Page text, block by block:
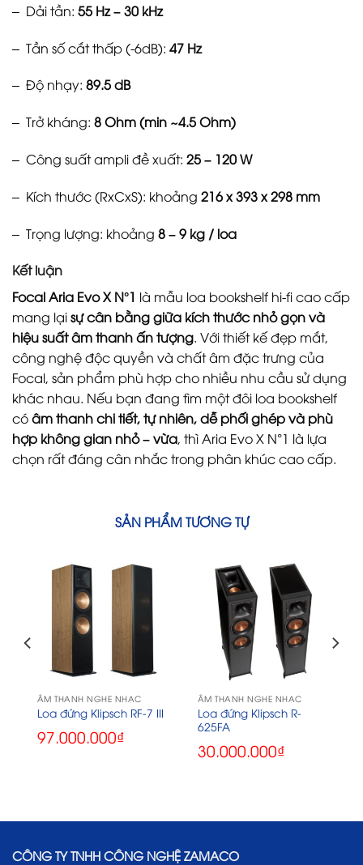
– Dải tần: 55 Hz – 30 kHz
– Tần số cắt thấp (-6dB): 47 Hz
– Độ nhạy: 89.5 dB
– Trở kháng: 8 Ohm (min ~4.5 Ohm)
– Công suất ampli đề xuất: 25 – 120 W
– Kích thước (RxCxS): khoảng 216 x 393 x 298 mm
– Trọng lượng: khoảng 8 – 9 kg / loa
Kết luận
Focal Aria Evo X N°1 là mẫu loa bookshelf hi-fi cao cấp
mang lạisự cân bằng giữa kích thước nhỏ gọn và
hiệu suất âm thanh ấn tượng. Với thiết kế đẹp mắt,
công nghệ độc quyền và chất âm đặc trưng của
Focal, sản phẩm phù hợp cho nhiều nhu cầu sử dụng
khác nhau. Nếu bạn đang tìm một đôi loa bookshelf
cóâm thanh chi tiết, tự nhiên, dễ phối ghép và phù
hợp không gian nhỏ – vừa, thì Aria Evo X N°1 là lựa
chọn rất đáng cân nhắc trong phân khúc cao cấp.
SẢN PHẨM TƯƠNG TỰ
ÂM THANH NGHE NHẠC
Loa đứng Klipsch RF-7 III
97.000.000₫
ÂM THANH NGHE NHẠC
Loa đứng Klipsch R-
625FA
30.000.000₫
CÔNG TY TNHH CÔNG NGHỆ ZAMACO